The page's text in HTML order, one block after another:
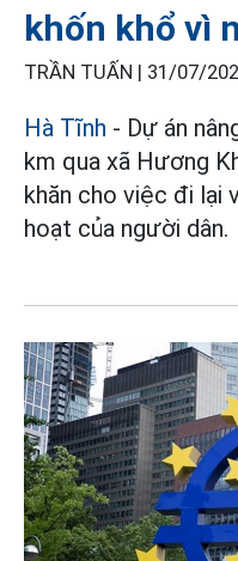
khốn khổ vì
TRẦN TUẤN | 31/07/
Hà Tĩnh - Dự án
km qua xã Hương
khăn cho việc đi lại
hoạt của người dân.